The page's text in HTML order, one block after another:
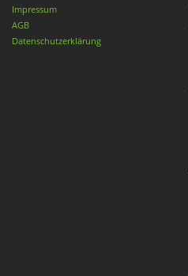
Impressum
AGB
Datenschutzerklärung